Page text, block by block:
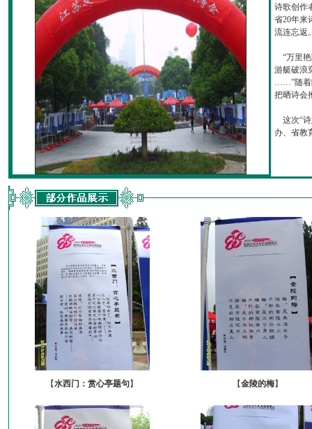
诗歌创作
省20年来
流连忘返
“万里艳
游艇破浪
……”随着
把晒诗会
这次“诗
办、省教
【水西门：赏心亭题句】 【金陵的梅】